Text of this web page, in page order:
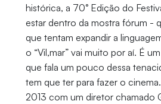
histórica, a 70° Edição do
estar dentro da mostra fórum -
que tentam expandir a
o “Vil,mar” vai muito por aí. É
que fala um pouco dessa
tem que ter para fazer o
2013 com um diretor chamado